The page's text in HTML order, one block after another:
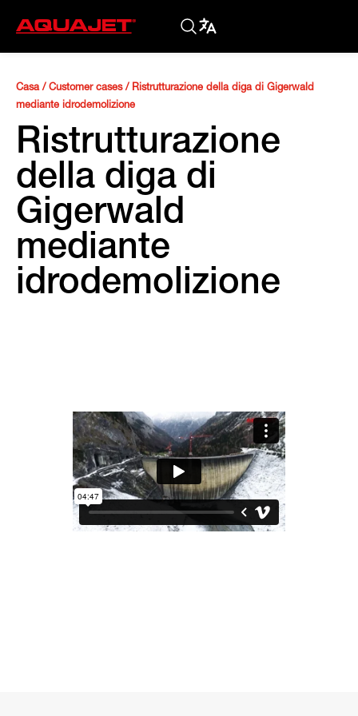
Casa/ Customer cases/ Ristrutturazione della diga di Gigerwald
mediante idrodemolizione
Ristrutturazione
della diga di
Gigerwald
mediante
idrodemolizione